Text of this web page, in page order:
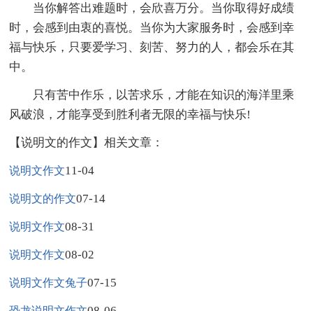
当你解答出难题时，会欣喜万分。当你取得好成绩
时，会感到由衷的喜悦。当你为大家服务时，会感到幸
福与快乐，只要爱学习、刻苦、努力的人，都会乐在其
中。
只有苦中作乐，以苦求乐，才能在知识的海洋里乘
风破浪，才能享受到胜利者无限的幸福与快乐!
【说明文的作文】相关文章：
说明文作文11-04
说明文的作文07-14
说明文作文08-31
说明文作文08-02
说明文作文兔子07-15